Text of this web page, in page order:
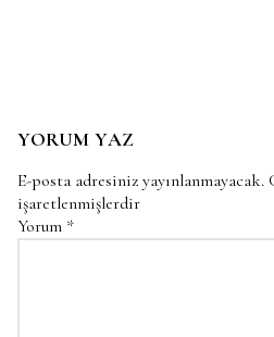
YORUM YAZ
E-posta adresiniz yayınlanmayacak.
işaretlenmişlerdir
Yorum *